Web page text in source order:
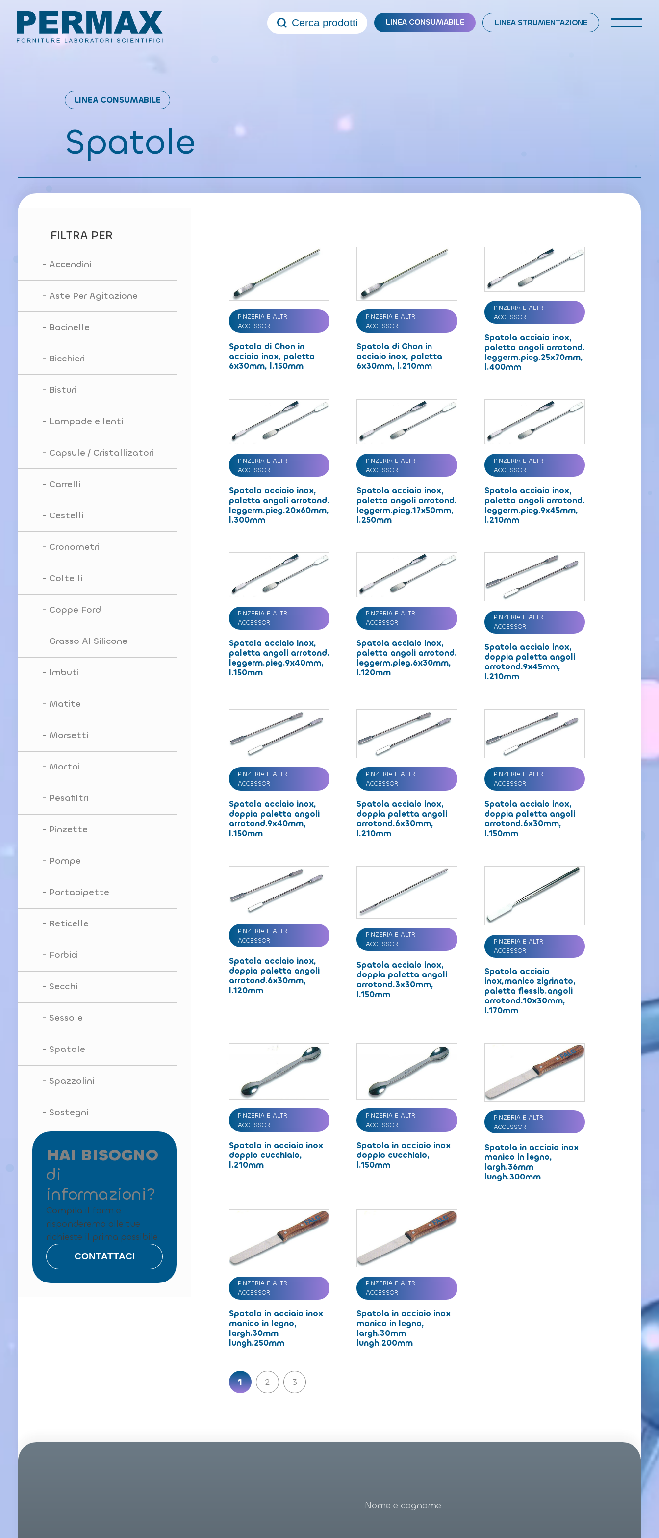
Cerca prodotti LINEA CONSUMABILE LINEA STRUMENTAZIONE
LINEA CONSUMABILE
Spatole
PINZERIA E ALTRI
ACCESSORI
Spatola di Ghon in
acciaio inox, paletta
6x30mm, l.150mm
PINZERIA E ALTRI
ACCESSORI
Spatola di Ghon in
acciaio inox, paletta
6x30mm, l.210mm
PINZERIA E ALTRI
ACCESSORI
Spatola acciaio inox,
paletta angoli arrotond.
leggerm.pieg.25x70mm,
l.400mm
PINZERIA E ALTRI
ACCESSORI
Spatola acciaio inox,
paletta angoli arrotond.
leggerm.pieg.20x60mm,
l.300mm
PINZERIA E ALTRI
ACCESSORI
Spatola acciaio inox,
paletta angoli arrotond.
leggerm.pieg.17x50mm,
l.250mm
PINZERIA E ALTRI
ACCESSORI
Spatola acciaio inox,
paletta angoli arrotond.
leggerm.pieg.9x45mm,
l.210mm
PINZERIA E ALTRI
ACCESSORI
Spatola acciaio inox,
paletta angoli arrotond.
leggerm.pieg.9x40mm,
l.150mm
PINZERIA E ALTRI
ACCESSORI
Spatola acciaio inox,
paletta angoli arrotond.
leggerm.pieg.6x30mm,
l.120mm
PINZERIA E ALTRI
ACCESSORI
Spatola acciaio inox,
doppia paletta angoli
arrotond.9x45mm,
l.210mm
PINZERIA E ALTRI
ACCESSORI
Spatola acciaio inox,
doppia paletta angoli
arrotond.9x40mm,
l.150mm
PINZERIA E ALTRI
ACCESSORI
Spatola acciaio inox,
doppia paletta angoli
arrotond.6x30mm,
l.210mm
PINZERIA E ALTRI
ACCESSORI
Spatola acciaio inox,
doppia paletta angoli
arrotond.6x30mm,
l.150mm
PINZERIA E ALTRI
ACCESSORI
Spatola acciaio inox,
doppia paletta angoli
arrotond.6x30mm,
l.120mm
PINZERIA E ALTRI
ACCESSORI
Spatola acciaio inox,
doppia paletta angoli
arrotond.3x30mm,
l.150mm
PINZERIA E ALTRI
ACCESSORI
Spatola acciaio
inox,manico zigrinato,
paletta flessib.angoli
arrotond.10x30mm,
l.170mm
PINZERIA E ALTRI
ACCESSORI
Spatola in acciaio inox
doppio cucchiaio,
l.210mm
PINZERIA E ALTRI
ACCESSORI
Spatola in acciaio inox
doppio cucchiaio,
l.150mm
PINZERIA E ALTRI
ACCESSORI
Spatola in acciaio inox
manico in legno,
largh.36mm
lungh.300mm
PINZERIA E ALTRI
ACCESSORI
Spatola in acciaio inox
manico in legno,
largh.30mm
lungh.250mm
PINZERIA E ALTRI
ACCESSORI
Spatola in acciaio inox
manico in legno,
largh.30mm
lungh.200mm
Paginazione
articoli
1 2 3
FILTRA PER
Accendini
Aste Per Agitazione
Bacinelle
Bicchieri
Bisturi
Lampade e lenti
Capsule / Cristallizatori
Carrelli
Cestelli
Cronometri
Coltelli
Coppe Ford
Grasso Al Silicone
Imbuti
Matite
Morsetti
Mortai
Pesafiltri
Pinzette
Pompe
Portapipette
Reticelle
Forbici
Secchi
Sessole
Spatole
Spazzolini
Sostegni
HAI BISOGNO
di
informazioni?
Compila il form e
risponderemo alle tue
richieste il prima possibile
CONTATTACI
e